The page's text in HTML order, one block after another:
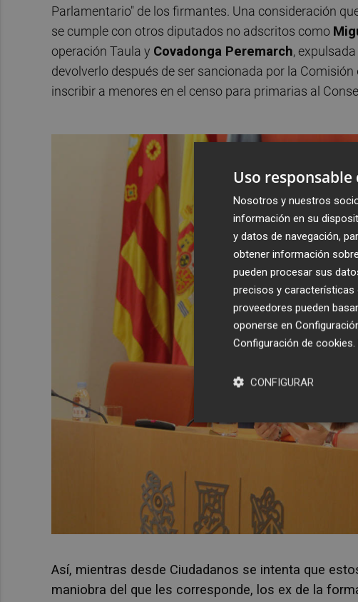
Parlamentario" de los firmantes. Una consideración
se cumple con otros diputados no adscritos como
operación Taula y Covadonga Peremarch,
devolverlo después de ser sancionada por la
inscribir a menores en el censo para primarias al
Así, mientras desde Ciudadanos se intenta que
maniobra del que les corresponde, los ex de la
Uso responsable
Nosotros y nuestros
información en su
y datos de navegación,
obtener información
pueden procesar sus
precisos y características
proveedores pueden
oponerse en
Configuración de cookies.
CONFIGURAR